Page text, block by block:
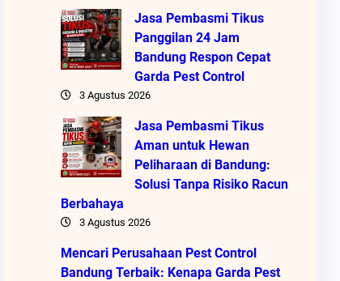
Jasa Pembasmi Tikus
Panggilan 24 Jam
Bandung Respon Cepat
Garda Pest Control
3 Agustus 2026
Jasa Pembasmi Tikus
Aman untuk Hewan
Peliharaan di Bandung:
Solusi Tanpa Risiko Racun
Berbahaya
3 Agustus 2026
Mencari Perusahaan Pest Control
Bandung Terbaik: Kenapa Garda Pest